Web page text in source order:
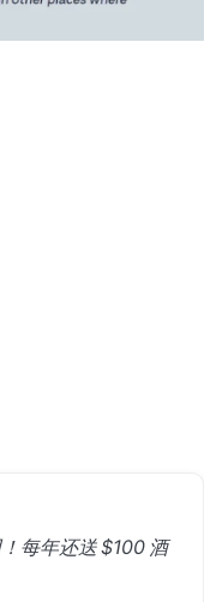
每年还送 $100 酒